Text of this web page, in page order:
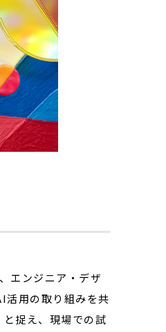
エンジニア・デザ
活用の取り組みを共
捉え、現場での試